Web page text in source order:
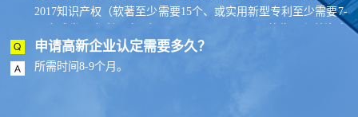
2017知识产权（软著至少需要15个、或实用新型专利至少需要7-
10个或发明专利至少2个）。4. 2015-2016-2017总收入和总资产
是否上升趋势。5. 2015-2016-2017提供与知识产权相关的合同--
最少15份。6. 一份与大学或研究所的合作开发协议,产学研合
申请高新企业认定需要多久？
所需时间8-9个月。